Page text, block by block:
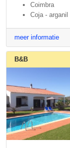
Coimbra
Coja - arganil
meer informatie
B&B